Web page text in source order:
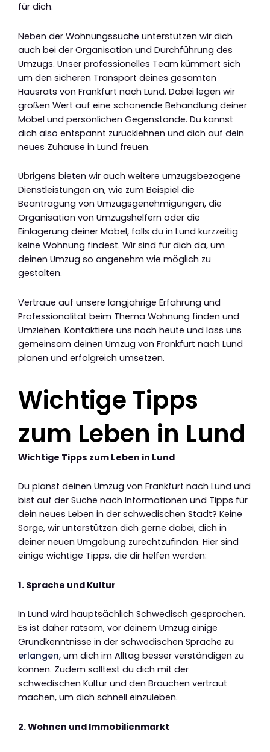
für dich.
Neben der Wohnungssuche unterstützen wir dich
auch bei der Organisation und Durchführung des
Umzugs. Unser professionelles Team kümmert sich
um den sicheren Transport deines gesamten
Hausrats von Frankfurt nach Lund. Dabei legen wir
großen Wert auf eine schonende Behandlung deiner
Möbel und persönlichen Gegenstände. Du kannst
dich also entspannt zurücklehnen und dich auf dein
neues Zuhause in Lund freuen.
Übrigens bieten wir auch weitere umzugsbezogene
Dienstleistungen an, wie zum Beispiel die
Beantragung von Umzugsgenehmigungen, die
Organisation von Umzugshelfern oder die
Einlagerung deiner Möbel, falls du in Lund kurzzeitig
keine Wohnung findest. Wir sind für dich da, um
deinen Umzug so angenehm wie möglich zu
gestalten.
Vertraue auf unsere langjährige Erfahrung und
Professionalität beim Thema Wohnung finden und
Umziehen. Kontaktiere uns noch heute und lass uns
gemeinsam deinen Umzug von Frankfurt nach Lund
planen und erfolgreich umsetzen.
Wichtige Tipps
zum Leben in Lund
Wichtige Tipps zum Leben in Lund
Du planst deinen Umzug von Frankfurt nach Lund und
bist auf der Suche nach Informationen und Tipps für
dein neues Leben in der schwedischen Stadt? Keine
Sorge, wir unterstützen dich gerne dabei, dich in
deiner neuen Umgebung zurechtzufinden. Hier sind
einige wichtige Tipps, die dir helfen werden:
1. Sprache und Kultur
In Lund wird hauptsächlich Schwedisch gesprochen.
Es ist daher ratsam, vor deinem Umzug einige
Grundkenntnisse in der schwedischen Sprache zu
erlangen, um dich im Alltag besser verständigen zu
können. Zudem solltest du dich mit der
schwedischen Kultur und den Bräuchen vertraut
machen, um dich schnell einzuleben.
2. Wohnen und Immobilienmarkt